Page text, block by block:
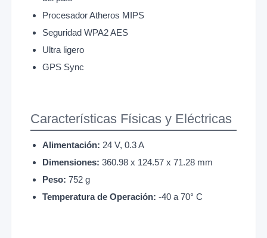
Procesador Atheros MIPS
Seguridad WPA2 AES
Ultra ligero
GPS Sync
Características Físicas y Eléctricas
Alimentación: 24 V, 0.3 A
Dimensiones: 360.98 x 124.57 x 71.28 mm
Peso: 752 g
Temperatura de Operación: -40 a 70° C